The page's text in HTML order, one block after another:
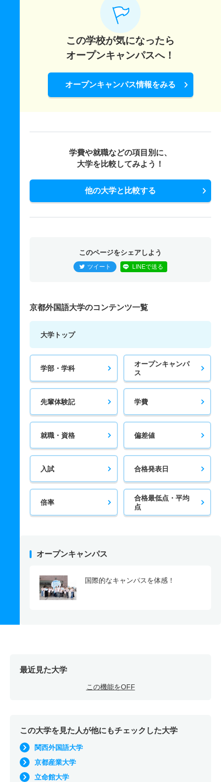
この学校が気になったら
オープンキャンパスへ！
オープンキャンパス情報をみる
学費や就職などの項目別に、
大学を比較してみよう！
他の大学と比較する
このページをシェアしよう
ツイート LINEで送る
京都外国語大学のコンテンツ一覧
大学トップ
学部・学科
オープンキャンパ
ス
先輩体験記 学費
就職・資格 偏差値
入試 合格発表日
倍率
合格最低点・平均
点
オープンキャンパス
国際的なキャンパスを体感！
最近見た大学
この機能をOFF
この大学を見た人が他にもチェックした大学
関西外国語大学
京都産業大学
立命館大学